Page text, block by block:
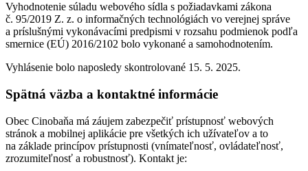
Vyhodnotenie súladu webového sídla s požiadavkami zákona
č. 95/2019 Z. z. o informačných technológiách vo verejnej správe
a príslušnými vykonávacími predpismi v rozsahu podmienok podľa
smernice (EÚ) 2016/2102 bolo vykonané a samohodnotením.
Vyhlásenie bolo naposledy skontrolované 15. 5. 2025.
Spätná väzba a kontaktné informácie
Obec Cinobaňa má záujem zabezpečiť prístupnosť webových
stránok a mobilnej aplikácie pre všetkých ich užívateľov a to
na základe princípov prístupnosti (vnímateľnosť, ovládateľnosť,
zrozumiteľnosť a robustnosť). Kontakt je: